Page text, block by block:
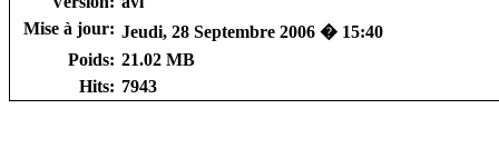
Mise à jour: Jeudi, 28 Septembre 2006 � 15:40
Poids: 21.02 MB
Hits: 7943